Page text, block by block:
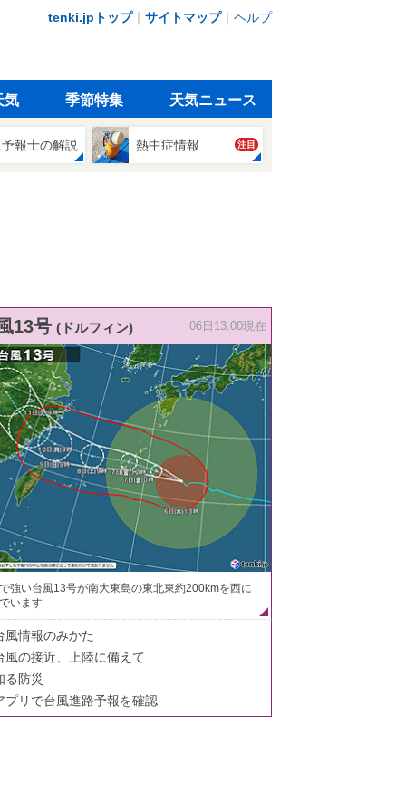
tenki.jpトップ｜ サイトマップ｜ ヘルプ
気 季節特集 天気ニュース
報士の解説 熱中症情報 注目
13号 (ドルフィン) 06日13:00現在
強い台風13号が南大東島の東北東約200kmを西に
います
風情報のみかた
風の接近、上陸に備えて
る防災
プリで台風進路予報を確認